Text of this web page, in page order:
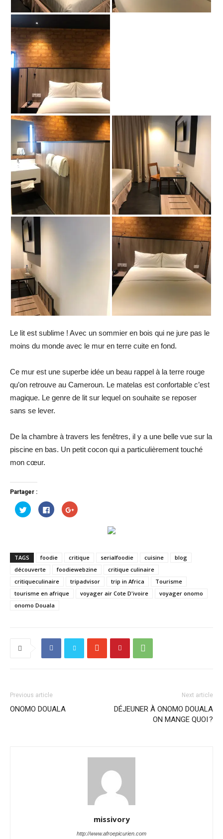
Le lit est sublime ! Avec un sommier en bois qui ne jure pas le
moins du monde avec le mur en terre cuite en fond.
Ce mur est une superbe idée un beau rappel à la terre rouge
qu’on retrouve au Cameroun. Le matelas est confortable c’est
magique. Le genre de lit sur lequel on souhaite se reposer
sans se lever.
De la chambre à travers les fenêtres, il y a une belle vue sur la
piscine en bas. Un petit cocon qui a particulièrement touché
mon cœur.
Partager :
Cliquez
pour
partager
fenêtre)
Cliquez
pour
partager
fenêtre)
Cliquez
pour
nouvelle
fenêtre)
TAGS foodie critique serialfoodie cuisine
blog
découverte
foodiewebzine
critique culinaire
critiqueculinaire
tripadvisor trip in Africa
Tourisme
tourisme en afrique
voyager air Cote D'ivoire
voyager onomo
onomo Douala
Previous article
ONOMO DOUALA
Next article
DÉJEUNER À ONOMO DOUALA
ON MANGE QUOI ?
missivory
http://www.afroepicurien.com